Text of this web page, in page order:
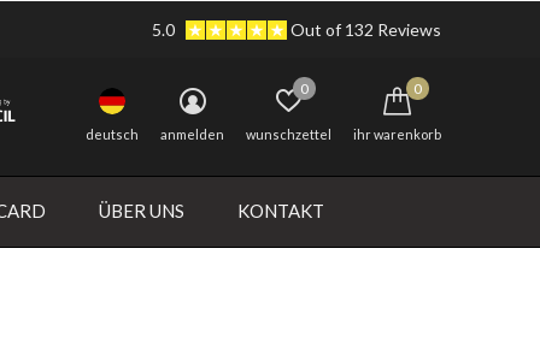
ÜBER UNS KONTAKT
deutsch anmelden wunschzettel
0
ihr warenkorb
0
5.0 Out of 132 Reviews